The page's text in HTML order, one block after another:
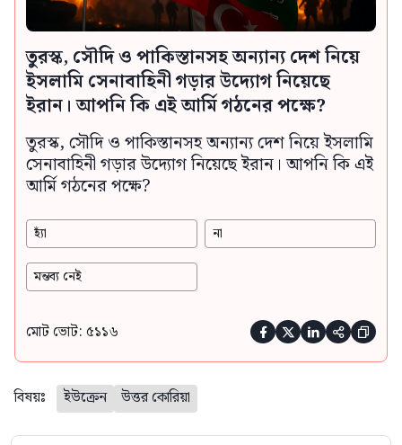
তুরস্ক, সৌদি ও পাকিস্তানসহ অন্যান্য দেশ নিয়ে
ইসলামি সেনাবাহিনী গড়ার উদ্যোগ নিয়েছে
ইরান। আপনি কি এই আর্মি গঠনের পক্ষে?
তুরস্ক, সৌদি ও পাকিস্তানসহ অন্যান্য দেশ নিয়ে ইসলামি
সেনাবাহিনী গড়ার উদ্যোগ নিয়েছে ইরান। আপনি কি এই
আর্মি গঠনের পক্ষে?
হ্যাঁ না
মন্তব্য নেই
মোট ভোট: ৫১১৬     
বিষয়ঃ ইউক্রেন উত্তর কোরিয়া